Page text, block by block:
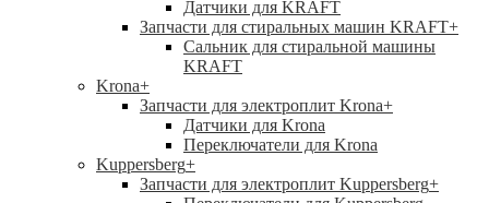
Датчики для KRAFT
Запчасти для стиральных машин KRAFT+
Сальник для стиральной машины
KRAFT
Krona+
Запчасти для электроплит Krona+
Датчики для Krona
Переключатели для Krona
Kuppersberg+
Запчасти для электроплит Kuppersberg+